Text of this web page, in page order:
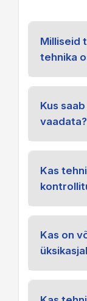
Milliseid
tehnika
Kus
vaadata?
Kas
Kas on